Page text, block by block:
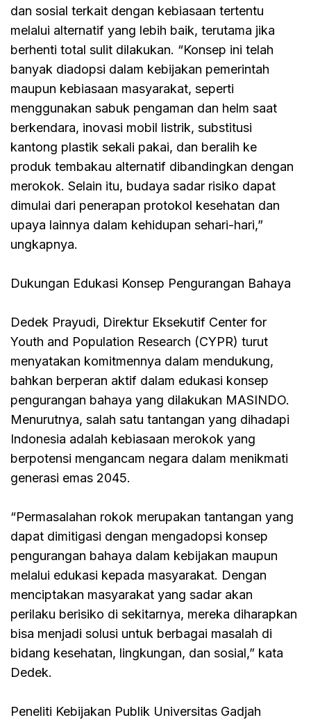
dan sosial terkait dengan kebiasaan tertentu
melalui alternatif yang lebih baik, terutama jika
berhenti total sulit dilakukan. “Konsep ini telah
banyak diadopsi dalam kebijakan pemerintah
maupun kebiasaan masyarakat, seperti
menggunakan sabuk pengaman dan helm saat
berkendara, inovasi mobil listrik, substitusi
kantong plastik sekali pakai, dan beralih ke
produk tembakau alternatif dibandingkan dengan
merokok. Selain itu, budaya sadar risiko dapat
dimulai dari penerapan protokol kesehatan dan
upaya lainnya dalam kehidupan sehari-hari,”
ungkapnya.
Dukungan Edukasi Konsep Pengurangan Bahaya
Dedek Prayudi, Direktur Eksekutif Center for
Youth and Population Research (CYPR) turut
menyatakan komitmennya dalam mendukung,
bahkan berperan aktif dalam edukasi konsep
pengurangan bahaya yang dilakukan MASINDO.
Menurutnya, salah satu tantangan yang dihadapi
Indonesia adalah kebiasaan merokok yang
berpotensi mengancam negara dalam menikmati
generasi emas 2045.
“Permasalahan rokok merupakan tantangan yang
dapat dimitigasi dengan mengadopsi konsep
pengurangan bahaya dalam kebijakan maupun
melalui edukasi kepada masyarakat. Dengan
menciptakan masyarakat yang sadar akan
perilaku berisiko di sekitarnya, mereka diharapkan
bisa menjadi solusi untuk berbagai masalah di
bidang kesehatan, lingkungan, dan sosial,” kata
Dedek.
Peneliti Kebijakan Publik Universitas Gadjah